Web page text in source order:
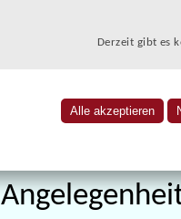
Derzeit gibt es
Als
körperlichen